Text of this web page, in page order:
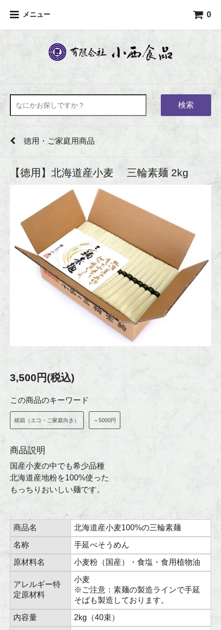
メニュー 0
検索
徳用・ご家庭用商品
【徳用】北海道産小麦 三輪素麺 2kg
3,500円(税込)
この商品のキーワード
紙箱（エコ・ご家庭向き） ～5000円
商品説明
国産小麦の中でも希少品種
北海道産地粉を100%使った
もっちりおいしい麺です。
商品名 北海道産小麦100%の三輪素麺
名称 手延べそうめん
原材料名 小麦粉（国産）・食塩・食用植物油
アレルギー特
定原材料
小麦
※ご注意：素麺の製造ラインで手延
そばも製造しております。
内容量 2kg（40束）